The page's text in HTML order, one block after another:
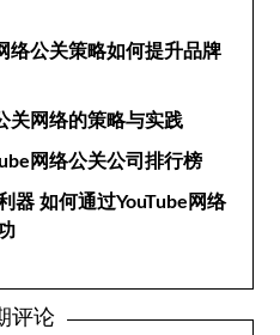
络公关策略如何提升品牌
关网络的策略与实践
网络公关公司排行榜
器 如何通过YouTube网络
评论